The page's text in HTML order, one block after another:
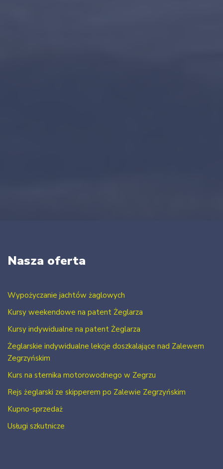
Nasza oferta
Wypożyczanie jachtów żaglowych
Kursy weekendowe na patent Żeglarza
Kursy indywidualne na patent Żeglarza
Żeglarskie indywidualne lekcje doszkalające nad Zalewem
Zegrzyńskim
Kurs na sternika motorowodnego w Zegrzu
Rejs żeglarski ze skipperem po Zalewie Zegrzyńskim
Kupno-sprzedaż
Usługi szkutnicze